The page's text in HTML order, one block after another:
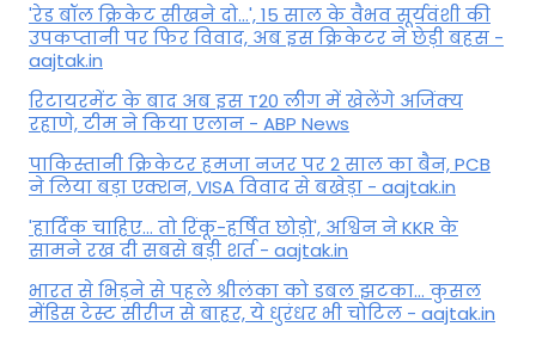
'रेड बॉल क्रिकेट सीखने दो...', 15 साल के वैभव सूर्यवंशी की
उपकप्तानी पर फ‍िर व‍िवाद, अब इस क्रिकेटर ने छेड़ी बहस -
aajtak.in
रिटायरमेंट के बाद अब इस T20 लीग में खेलेंगे अजिंक्य
रहाणे, टीम ने किया एलान - ABP News
पाकिस्तानी क्रिकेटर हमजा नजर पर 2 साल का बैन, PCB
ने ल‍िया बड़ा एक्शन, VISA व‍िवाद से बखेड़ा - aajtak.in
'हार्दिक चाहिए... तो रिंकू-हर्षित छोड़ो', अश्विन ने KKR के
सामने रख दी सबसे बड़ी शर्त - aajtak.in
भारत से भिड़ने से पहले श्रीलंका को डबल झटका... कुसल
मेंडिस टेस्ट सीरीज से बाहर, ये धुरंधर भी चोटिल - aajtak.in